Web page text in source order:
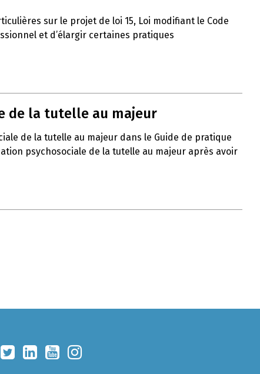
sur le projet de loi 15, Loi modifiant le Code
et d’élargir certaines pratiques
de la tutelle au majeur
de la tutelle au majeur dans le Guide de pratique
psychosociale de la tutelle au majeur après avoir